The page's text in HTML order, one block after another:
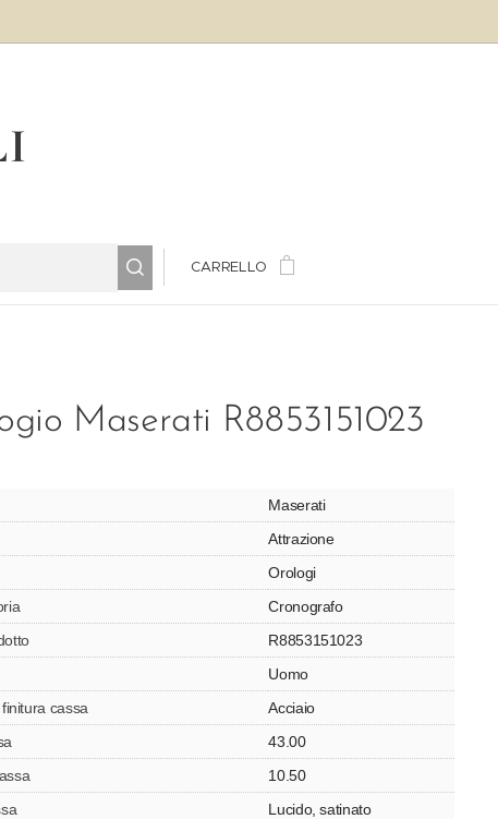
CARRELLO
Maserati R8853151023
Maserati
Attrazione
Orologi
Cronografo
R8853151023
Uomo
cassa
Acciaio
43.00
10.50
Lucido, satinato